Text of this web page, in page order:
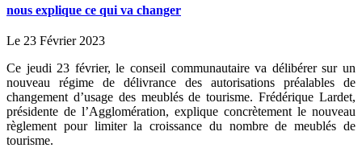
nous explique ce qui va changer
Le 23 Février 2023
Ce jeudi 23 février, le conseil communautaire va délibérer sur un
nouveau régime de délivrance des autorisations préalables de
changement d’usage des meublés de tourisme. Frédérique Lardet,
présidente de l’Agglomération, explique concrètement le nouveau
règlement pour limiter la croissance du nombre de meublés de
tourisme.